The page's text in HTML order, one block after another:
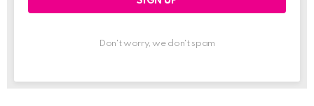
Don't worry, we don't spam